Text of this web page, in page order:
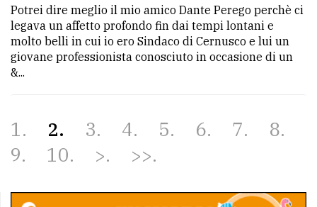
Potrei dire meglio il mio amico Dante Perego perchè ci
legava un affetto profondo fin dai tempi lontani e
molto belli in cui io ero Sindaco di Cernusco e lui un
giovane professionista conosciuto in occasione di un
&...
1 2 3 4 5 6 7
8
9
10 > >>